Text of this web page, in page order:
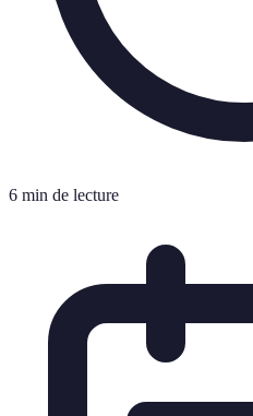
6 min de lecture